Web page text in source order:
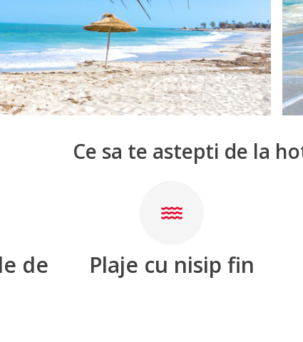
Ce sa te astepti de la
de
Plaje cu nisip fin